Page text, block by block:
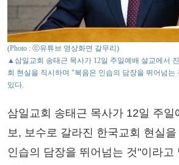
(Photo : ⓒ유튜브 영상화면 갈무리)
▲삼일교회 송태근 목사가 12일 주일예배 설교에서
회 현실을 직시하며 "복음은 인습의 담장을 뛰어넘는
있다.
삼일교회 송태근 목사가 12일 주일
보, 보수로 갈라진 한국교회 현실
인습의 담장을 뛰어넘는 것"이라고